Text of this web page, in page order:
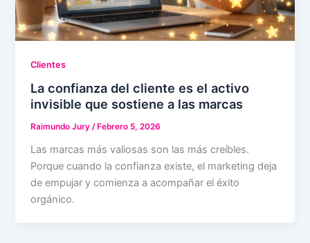
Clientes
La confianza del cliente es el activo
invisible que sostiene a las marcas
Raimundo Jury/ Febrero 5, 2026
Las marcas más valiosas son las más creíbles.
Porque cuando la confianza existe, el marketing deja
de empujar y comienza a acompañar el éxito
orgánico.